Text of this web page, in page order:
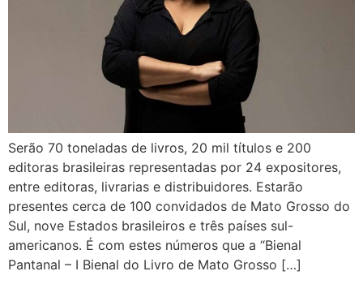
Serão 70 toneladas de livros, 20 mil títulos e 200
editoras brasileiras representadas por 24 expositores,
entre editoras, livrarias e distribuidores. Estarão
presentes cerca de 100 convidados de Mato Grosso do
Sul, nove Estados brasileiros e três países sul-
americanos. É com estes números que a “Bienal
Pantanal – I Bienal do Livro de Mato Grosso […]